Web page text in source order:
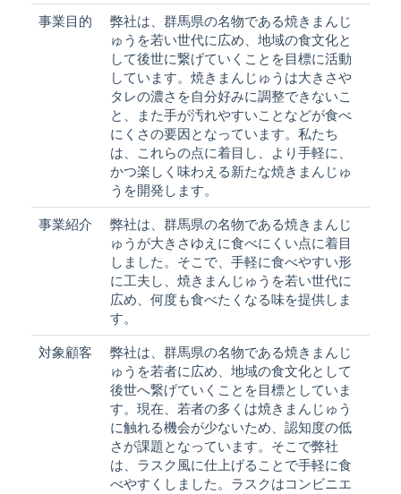
事業目的
弊社は、群馬県の名物である焼きまんじ
ゅうを若い世代に広め、地域の食文化と
して後世に繋げていくことを目標に活動
しています。焼きまんじゅうは大きさや
タレの濃さを自分好みに調整できないこ
と、また手が汚れやすいことなどが食べ
にくさの要因となっています。私たち
は、これらの点に着目し、より手軽に、
かつ楽しく味わえる新たな焼きまんじゅ
うを開発します。
事業紹介
弊社は、群馬県の名物である焼きまんじ
ゅうが大きさゆえに食べにくい点に着目
しました。そこで、手軽に食べやすい形
に工夫し、焼きまんじゅうを若い世代に
広め、何度も食べたくなる味を提供しま
す。
対象顧客
弊社は、群馬県の名物である焼きまんじ
ゅうを若者に広め、地域の食文化として
後世へ繋げていくことを目標としていま
す。現在、若者の多くは焼きまんじゅう
に触れる機会が少ないため、認知度の低
さが課題となっています。そこで弊社
は、ラスク風に仕上げることで手軽に食
べやすくしました。ラスクはコンビニエ